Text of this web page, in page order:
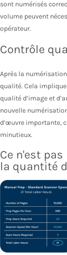
sont numérisés
volume peuvent
opérateur.
Contrôle
Après la
qualité. Cela
qualité d’image et
nouvelle
d’œuvre importante,
minutieux.
Ce n'est
la quantité